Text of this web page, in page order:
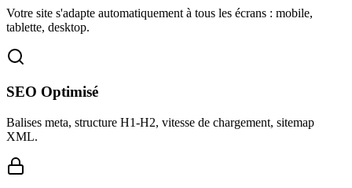
Votre site s'adapte automatiquement à tous les écrans : mobile,
tablette, desktop.
SEO Optimisé
Balises meta, structure H1-H2, vitesse de chargement, sitemap
XML.